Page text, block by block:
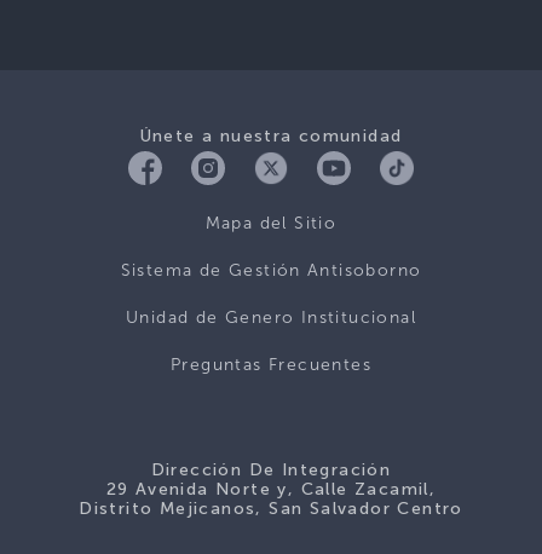
Únete a nuestra comunidad
Mapa del Sitio
Sistema de Gestión Antisoborno
Unidad de Genero Institucional
Preguntas Frecuentes
Dirección De Integración
29 Avenida Norte y, Calle Zacamil,
Distrito Mejicanos, San Salvador Centro